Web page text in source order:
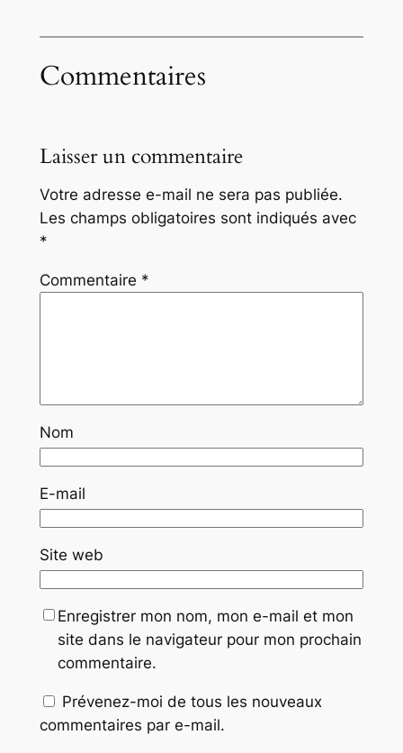
Commentaires
Laisser un commentaire
Votre adresse e-mail ne sera pas publiée.
Les champs obligatoires sont indiqués avec
*
Commentaire *
Nom
E-mail
Site web
Enregistrer mon nom, mon e-mail et mon
site dans le navigateur pour mon prochain
commentaire.
Prévenez-moi de tous les nouveaux
commentaires par e-mail.